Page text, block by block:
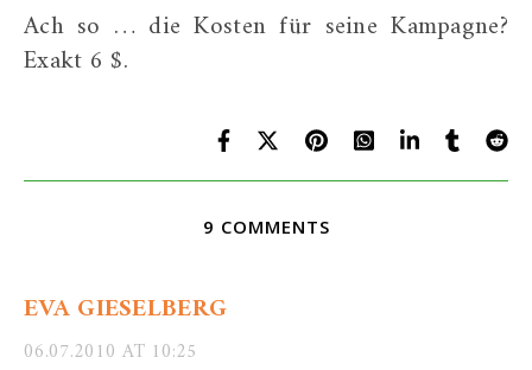
Ach so … die Kosten für seine Kampagne?
Exakt 6 $.
9 COMMENTS
EVA GIESELBERG
06.07.2010 AT 10:25